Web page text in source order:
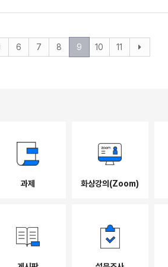
6 7 8 9 10 11
과제 화상강의(Zoom)